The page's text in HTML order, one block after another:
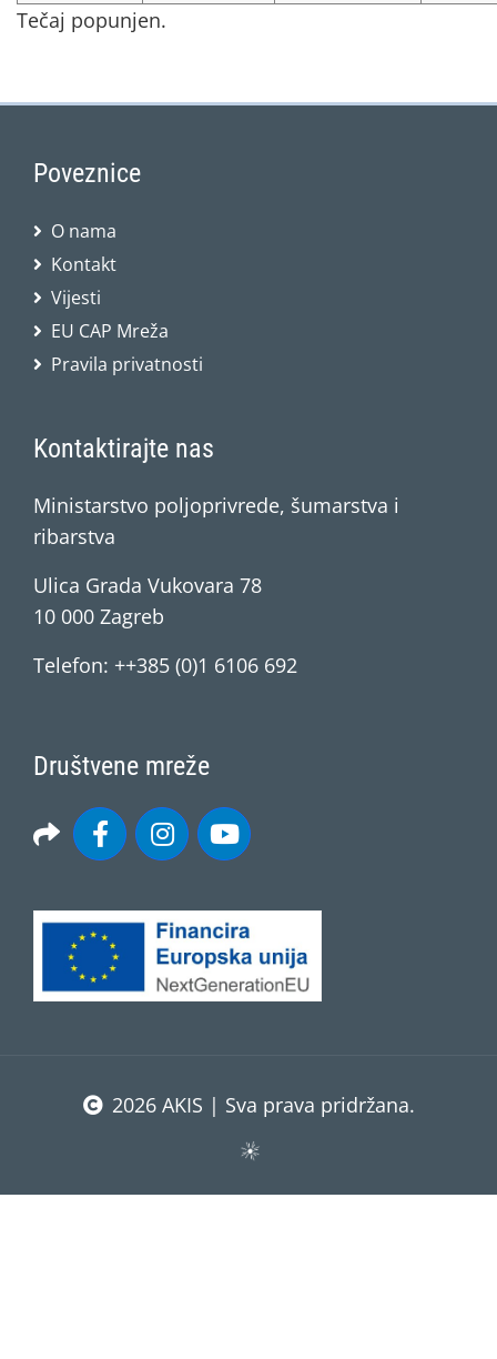
Tečaj popunjen.
Poveznice
O nama
Kontakt
Vijesti
EU CAP Mreža
Pravila privatnosti
Kontaktirajte nas
Ministarstvo poljoprivrede, šumarstva i
ribarstva
Ulica Grada Vukovara 78
10 000 Zagreb
Telefon: ++385 (0)1 6106 692
Društvene mreže
2026 AKIS | Sva prava pridržana.